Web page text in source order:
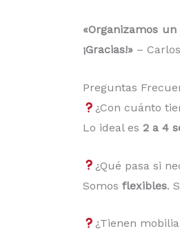
«Organizamos
¡Gracias!» –
Preguntas
¿Con cuánto
Lo ideal es 2 a 4
¿Qué pasa si
Somos flexibles.
¿Tienen